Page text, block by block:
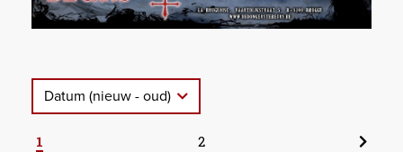
Datum (nieuw - oud)
1 2